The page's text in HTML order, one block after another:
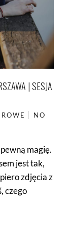
| SESJA
NO
magię.
jest tak,
zdjęcia z
czego